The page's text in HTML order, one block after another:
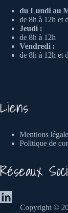
du Lundi au
de 8h à 12h et
Jeudi :
de 8h à 12h
Vendredi :
de 8h à 12h et
Liens
Mentions
Politique de
Réseaux
Copyright ©